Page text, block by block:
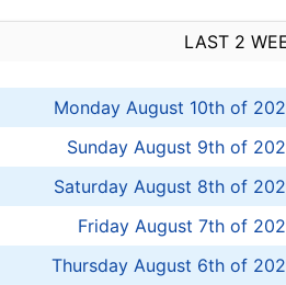
LAST 2
Monday August 10th of
Sunday August 9th of
Saturday August 8th of
Friday August 7th of
Thursday August 6th of